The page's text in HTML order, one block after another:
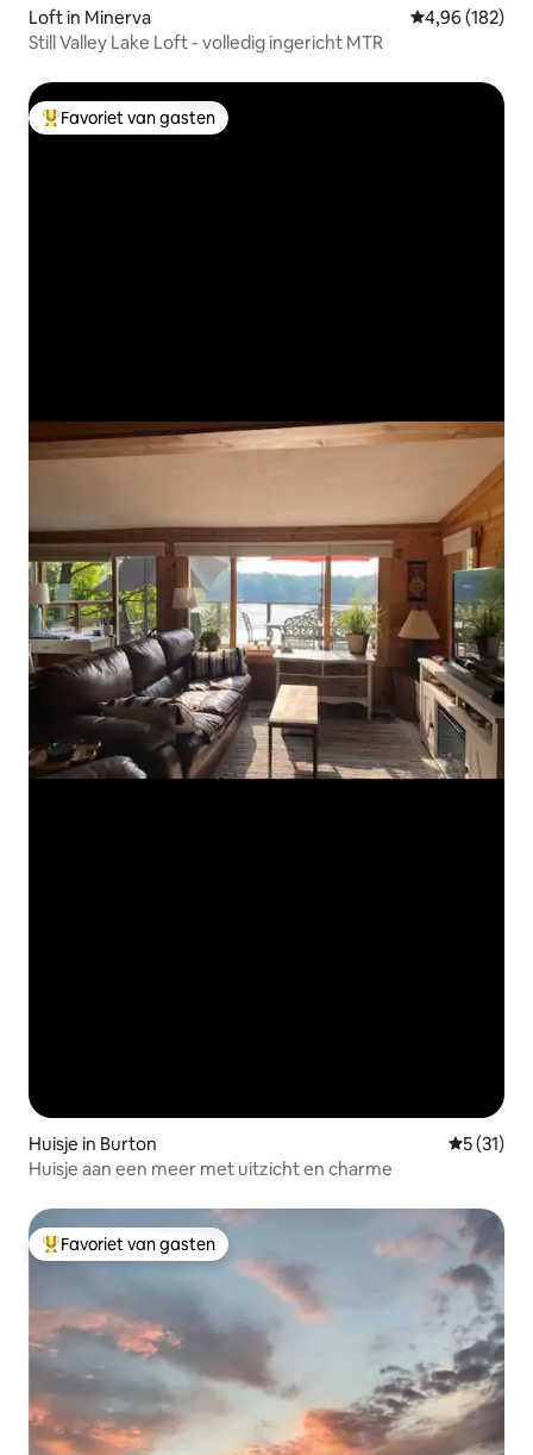
Loft in Minerva Gemiddelde
4,96 (182)
Still Valley Lake Loft - volledig ingericht MTR
Topfavoriet van gasten
Favoriet van gasten
Huisje in Burton
5 (31)
Huisje aan een meer met uitzicht en charme
Topfavoriet van gasten
Favoriet van gasten